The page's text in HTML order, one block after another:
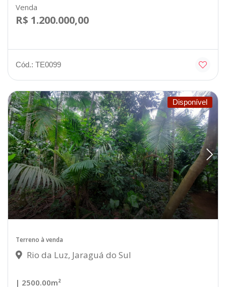
Venda
R$ 1.200.000,00
Cód.: TE0099
Disponível
Terreno à venda
Rio da Luz, Jaraguá do Sul
| 2500.00m²